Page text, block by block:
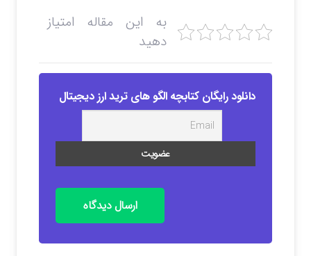
به این مقاله امتیاز
دهید
دانلود رایگان کتابچه الگو های ترید ارز دیجیتال
ارسال دیدگاه